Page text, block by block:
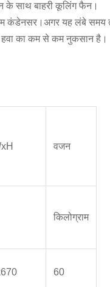
के साथ बाहरी कूलिंग फैन।
कम कंडेनसर।अगर यह लंबे
हवा का कम से कम नुकसान है।
वजन
किलोग्राम
60